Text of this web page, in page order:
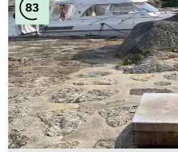
83